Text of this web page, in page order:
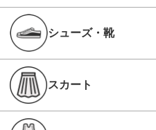
シューズ・靴
スカート